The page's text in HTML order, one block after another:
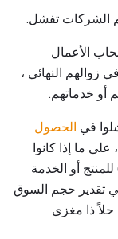
الشركات تفشل.
42٪) هو أن أصحاب الأعمال
زوالهم النهائي ،
أو خدماتهم.
في الحصول
، على ما إذا كانوا
أو الخدمة
في تقدير حجم السوق
حلاً ذا مغزى